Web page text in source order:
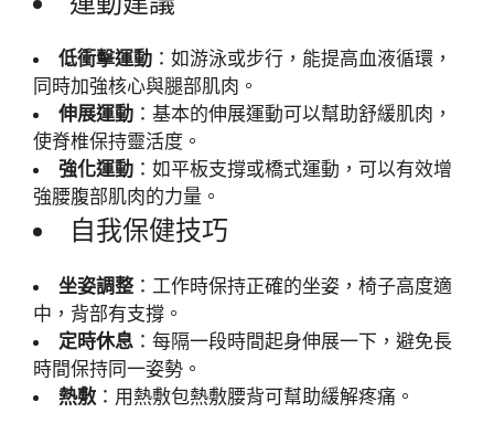
低衝擊運動 ：如游泳或步行，能提高血液循環，
同時加強核心與腿部肌肉。
伸展運動 ：基本的伸展運動可以幫助舒緩肌肉，
使脊椎保持靈活度。
強化運動 ：如平板支撐或橋式運動，可以有效增
強腰腹部肌肉的力量。
自我保健技巧
坐姿調整 ：工作時保持正確的坐姿，椅子高度適
中，背部有支撐。
定時休息 ：每隔一段時間起身伸展一下，避免長
時間保持同一姿勢。
熱敷 ：用熱敷包熱敷腰背可幫助緩解疼痛。